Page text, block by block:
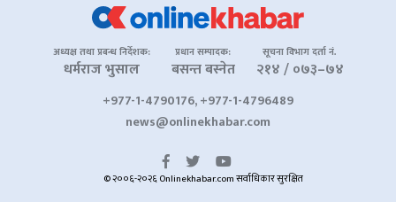
अध्यक्ष तथा प्रबन्ध निर्देशक:
धर्मराज भुसाल
प्रधान सम्पादक:
बसन्त बस्नेत
सूचना विभाग दर्ता नं.
२१४ / ०७३–७४
+977-1-4790176, +977-1-4796489
news@onlinekhabar.com
© २००६-२०२६ Onlinekhabar.com सर्वाधिकार सुरक्षित